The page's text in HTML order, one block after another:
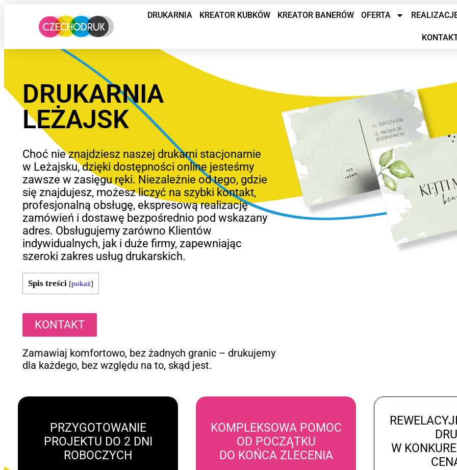
DRUKARNIA KREATOR KUBKÓW KREATOR BANERÓW OFERTA
DRUKARNIA
LEŻAJSK
Choć nie znajdziesz naszej drukarni stacjonarnie
w Leżajsku, dzięki dostępności online jesteśmy
zawsze w zasięgu ręki. Niezależnie od tego, gdzie
się znajdujesz, możesz liczyć na szybki kontakt,
profesjonalną obsługę, ekspresową realizację
zamówień i dostawę bezpośrednio pod wskazany
adres. Obsługujemy zarówno Klientów
indywidualnych, jak i duże firmy, zapewniając
szeroki zakres usług drukarskich.
Spis treści [pokaż]
KONTAKT
Zamawiaj komfortowo, bez żadnych granic – drukujemy
dla każdego, bez względu na to, skąd jest.
PRZYGOTOWANIE
PROJEKTU DO 2 DNI
ROBOCZYCH
KOMPLEKSOWA POMOC
OD POCZĄTKU
DO KOŃCA ZLECENIA
W